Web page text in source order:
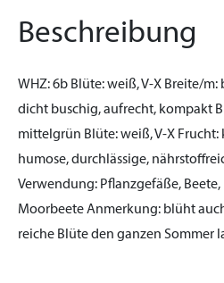
Beschreibung
WHZ:6b Blüte:weiß, V-X Breite/m:
dicht buschig, aufrecht, kompakt
mittelgrün Blüte:weiß, V-X Frucht:
humose, durchlässige,
Verwendung: Pflanzgefäße,
MoorbeeteAnmerkung: blüht
reiche Blüte den ganzen Sommer